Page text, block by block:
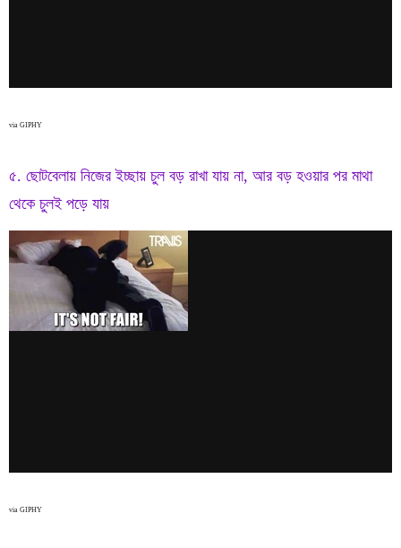
via GIPHY
৫. ছোটবেলায় নিজের ইচ্ছায় চুল বড় রাখা যায় না, আর বড় হওয়ার পর মাথা
থেকে চুলই পড়ে যায়
via GIPHY